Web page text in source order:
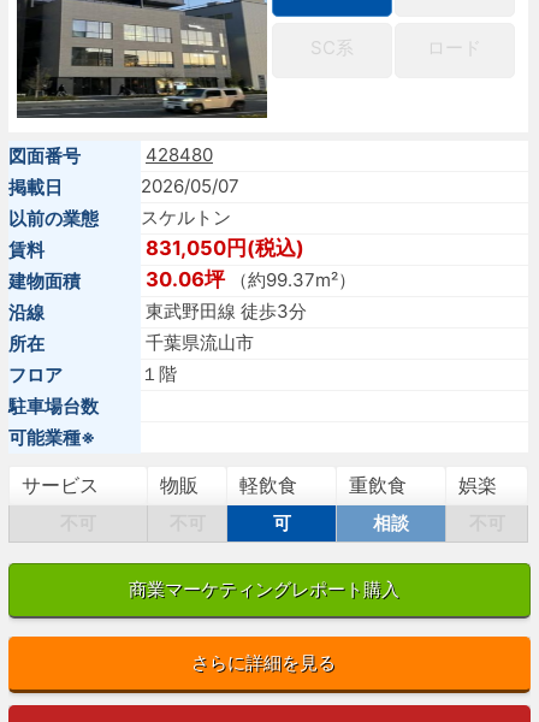
SC系 ロード
図面番号
428480
掲載日
2026/05/07
以前の業態
スケルトン
賃料
831,050円(税込)
建物面積 30.06坪（約99.37m²）
沿線
東武野田線 徒歩3分
所在
千葉県流山市
フロア
１階
駐車場台数
可能業種※
サービス 物販 軽飲食 重飲食 娯楽
可 相談
商業マーケティングレポート購入
さらに詳細を見る